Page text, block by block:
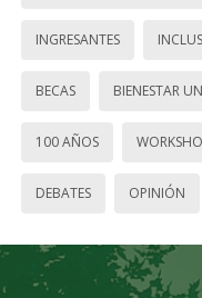
INGRESANTES
BECAS BIENESTAR
100 AÑOS
DEBATES OPINIÓN